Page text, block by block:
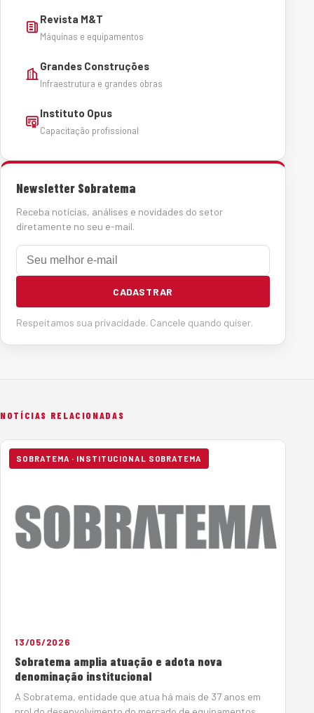
Revista M&T
Máquinas e equipamentos
Grandes Construções
Infraestrutura e grandes obras
Instituto Opus
Capacitação profissional
Newsletter Sobratema
Receba notícias, análises e novidades do setor
diretamente no seu e-mail.
E-mail
CADASTRAR
Respeitamos sua privacidade. Cancele quando quiser.
NOTÍCIAS RELACIONADAS
SOBRATEMA · INSTITUCIONAL SOBRATEMA
13/05/2026
Sobratema amplia atuação e adota nova
denominação institucional
A Sobratema, entidade que atua há mais de 37 anos em